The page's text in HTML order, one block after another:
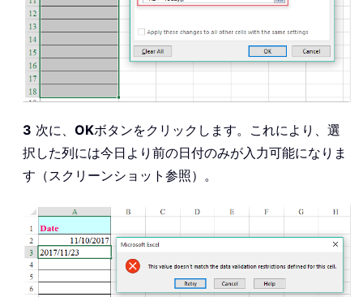
3 次に、 OKボタンをクリックします。これにより、選
択した列には今日より前の日付のみが入力可能になりま
す（スクリーンショット参照）。